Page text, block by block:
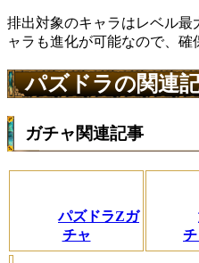
排出対象のキャラはレベル最
ャラも進化が可能なので、確
パズドラの関連
ガチャ関連記事
パズドラZガ
チャ
チ